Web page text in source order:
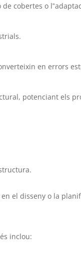
cobertes o
en errors
potenciant els
el disseny o la
inclou: